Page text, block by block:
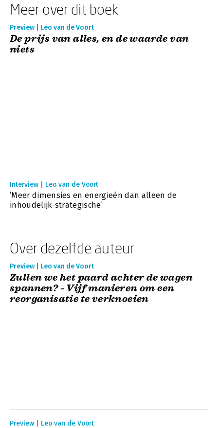
Meer over dit boek
Preview | Leo van de Voort
De prijs van alles, en de waarde van
niets
Interview | Leo van de Voort
‘Meer dimensies en energieën dan alleen de
inhoudelijk-strategische’
Over dezelfde auteur
Preview | Leo van de Voort
Zullen we het paard achter de wagen
spannen? - Vijf manieren om een
reorganisatie te verknoeien
Preview | Leo van de Voort